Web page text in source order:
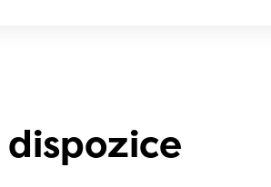
dispozice